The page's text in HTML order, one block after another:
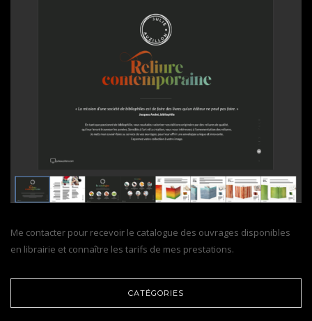
Me contacter pour recevoir le catalogue des ouvrages disponibles
en librairie et connaître les tarifs de mes prestations.
CATÉGORIES